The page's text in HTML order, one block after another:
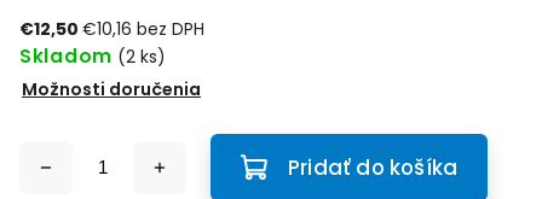
€12,50 €10,16 bez DPH
Skladom (2 ks)
Možnosti doručenia
Pridať do košíka